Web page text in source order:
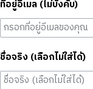
ที่อยู่อีเมล (ไม่บังคับ)
ชื่อจริง (เลือกไม่ใส่ได้)